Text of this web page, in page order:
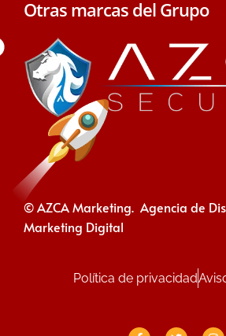
Otras marcas del Grupo
© AZCA Marketing. Agencia de
Marketing Digital
Política de privacidad
c
i
s